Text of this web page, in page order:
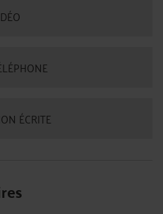
ÉCRITE